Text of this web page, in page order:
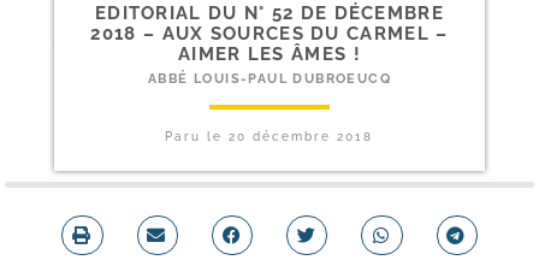
EDITORIAL DU N° 52 DE DÉCEMBRE
2018 – AUX SOURCES DU CARMEL –
AIMER LES ÂMES !
ABBÉ LOUIS-PAUL DUBROEUCQ
Paru le20 décembre 2018